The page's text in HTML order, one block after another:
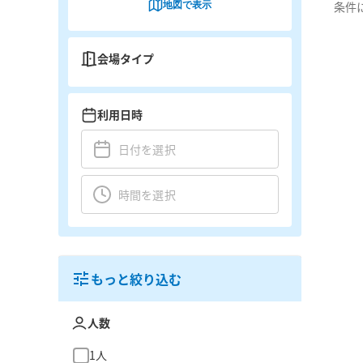
条件
地図で表示
会場タイプ
利用日時
もっと絞り込む
人数
1人